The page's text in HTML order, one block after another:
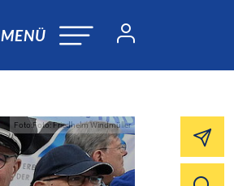
MENÜ
Foto:Foto: Friedhelm Windmüller